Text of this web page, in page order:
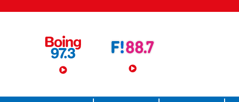
Menú Principal